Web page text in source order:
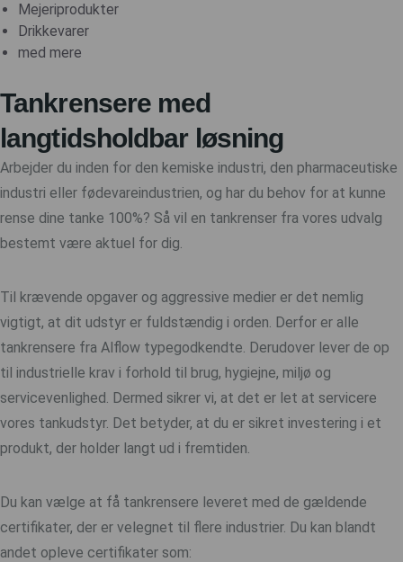
Mejeriprodukter
Drikkevarer
med mere
Tankrensere med
langtidsholdbar løsning
Arbejder du inden for den kemiske industri, den pharmaceutiske
industri eller fødevareindustrien, og har du behov for at kunne
rense dine tanke 100%? Så vil en tankrenser fra vores udvalg
bestemt være aktuel for dig.
Til krævende opgaver og aggressive medier er det nemlig
vigtigt, at dit udstyr er fuldstændig i orden. Derfor er alle
tankrensere fra Alflow typegodkendte. Derudover lever de op
til industrielle krav i forhold til brug, hygiejne, miljø og
servicevenlighed. Dermed sikrer vi, at det er let at servicere
vores tankudstyr. Det betyder, at du er sikret investering i et
produkt, der holder langt ud i fremtiden.
Du kan vælge at få tankrensere leveret med de gældende
certifikater, der er velegnet til flere industrier. Du kan blandt
andet opleve certifikater som: